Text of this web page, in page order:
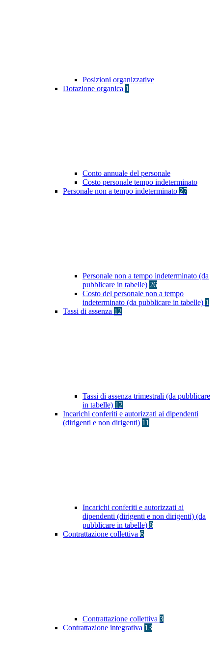
Posizioni organizzative
Dotazione organica 1
Conto annuale del personale
Costo personale tempo indeterminato
Personale non a tempo indeterminato 27
Personale non a tempo indeterminato (da
pubblicare in tabelle) 26
Costo del personale non a tempo
indeterminato (da pubblicare in tabelle) 1
Tassi di assenza 12
Tassi di assenza trimestrali (da pubblicare
in tabelle) 12
Incarichi conferiti e autorizzati ai dipendenti
(dirigenti e non dirigenti) 11
Incarichi conferiti e autorizzati ai
dipendenti (dirigenti e non dirigenti) (da
pubblicare in tabelle) 8
Contrattazione collettiva 6
Contrattazione collettiva 3
Contrattazione integrativa 13